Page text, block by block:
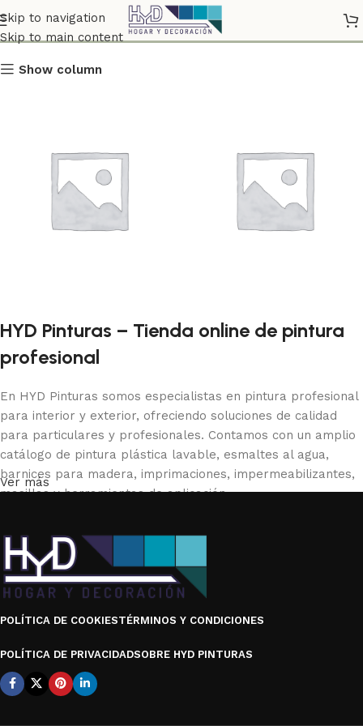
Skip to navigation
Skip to main content
Tienda
Show column
IMPRIMACIONES
1 producto
MADERA
HYD Pinturas – Tienda online de pintura
profesional
En HYD Pinturas somos especialistas en pintura profesional
para interior y exterior, ofreciendo soluciones de calidad
para particulares y profesionales. Contamos con un amplio
catálogo de pintura plástica lavable, esmaltes al agua,
barnices para madera, imprimaciones, impermeabilizantes,
masillas y herramientas de aplicación.
Titanlux, Blatem, Valpaint, Beissier, Osak, Xylazel y Wagner,
garantizando productos duraderos y de alto rendimiento.
realizar un proyecto profesional, en nuestra tienda online
necesidad. Ofrecemos asesoramiento especializado y una
selección de productos pensados para lograr acabados
perfectos.
Ver más
POLÍTICA DE COOKIESTÉRMINOS Y CONDICIONES
POLÍTICA DE PRIVACIDADSOBRE HYD PINTURAS